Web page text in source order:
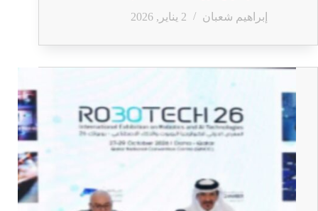
إبراهيم شعبان
2 يناير, 2026